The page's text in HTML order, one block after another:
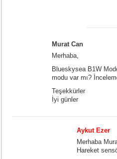
Murat Can
Merhaba,
Blueskysea B1W
modu var mı?
Teşekkürler
İyi günler
Aykut Ezer
Merhaba
Hareket